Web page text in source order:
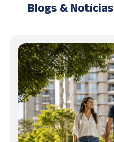
Blogs & Notícias